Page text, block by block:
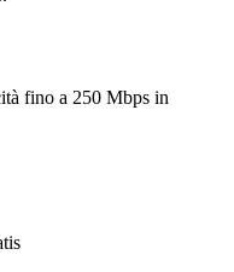
fino a 250 Mbps in